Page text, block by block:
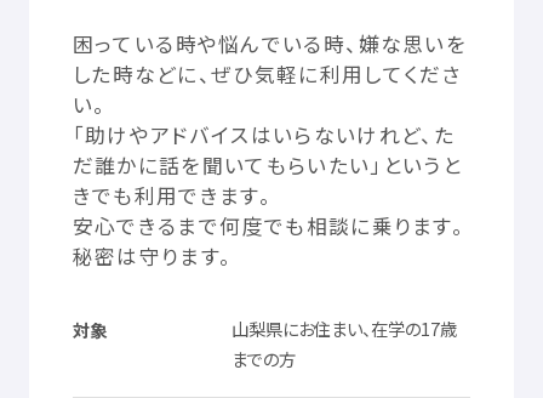
困っている時や悩んでいる時、 嫌な思いを
した時などに、ぜひ気軽に利用 してくださ
い。
「助けやアドバイスはいらないけれど、た
だ誰かに話を聞いてもらいたい」というと
きでも利用できます。
安心できるまで何度でも相談に乗ります。
秘密は守ります。
対象 山梨県にお住まい、在学の17歳
までの方